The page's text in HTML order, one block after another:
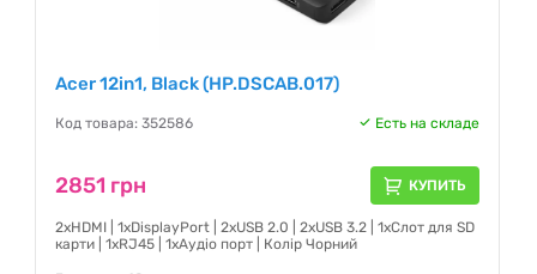
Acer 12in1, Black (HP.DSCAB.017)
Код товара: 352586 Есть на складе
2851 грн КУПИТЬ
2xHDMI | 1xDisplayPort | 2xUSB 2.0 | 2xUSB 3.2 | 1xСлот для SD
карти | 1xRJ45 | 1xАудіо порт | Колір Чорний